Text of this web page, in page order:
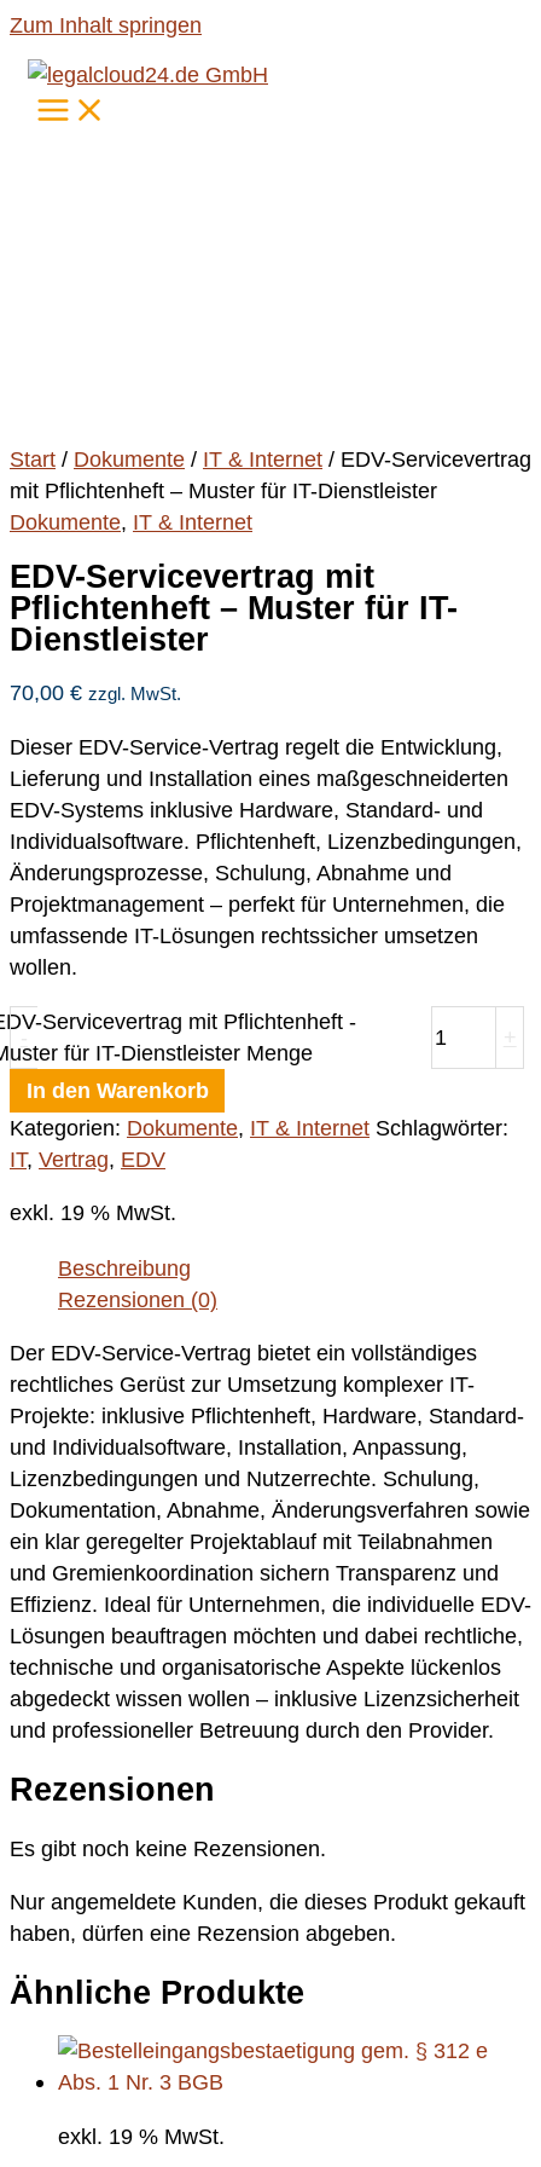
Zum Inhalt springen
Start / Dokumente / IT & Internet / EDV-Servicevertrag
mit Pflichtenheft – Muster für IT-Dienstleister
Dokumente, IT & Internet
EDV-Servicevertrag mit
Pflichtenheft – Muster für IT-
Dienstleister
70,00 € zzgl. MwSt.
Dieser EDV-Service-Vertrag regelt die Entwicklung,
Lieferung und Installation eines maßgeschneiderten
EDV-Systems inklusive Hardware, Standard- und
Individualsoftware. Pflichtenheft, Lizenzbedingungen,
Änderungsprozesse, Schulung, Abnahme und
Projektmanagement – perfekt für Unternehmen, die
umfassende IT-Lösungen rechtssicher umsetzen
wollen.
-
Servicevertrag mit Pflichtenheft -
für IT-Dienstleister Menge
In den Warenkorb
Kategorien: Dokumente, IT & Internet Schlagwörter:
IT, Vertrag, EDV
exkl. 19 % MwSt.
Beschreibung
Rezensionen (0)
Der EDV-Service-Vertrag bietet ein vollständiges
rechtliches Gerüst zur Umsetzung komplexer IT-
Projekte: inklusive Pflichtenheft, Hardware, Standard-
und Individualsoftware, Installation, Anpassung,
Lizenzbedingungen und Nutzerrechte. Schulung,
Dokumentation, Abnahme, Änderungsverfahren sowie
ein klar geregelter Projektablauf mit Teilabnahmen
und Gremienkoordination sichern Transparenz und
Effizienz. Ideal für Unternehmen, die individuelle EDV-
Lösungen beauftragen möchten und dabei rechtliche,
technische und organisatorische Aspekte lückenlos
abgedeckt wissen wollen – inklusive Lizenzsicherheit
und professioneller Betreuung durch den Provider.
Rezensionen
Es gibt noch keine Rezensionen.
Nur angemeldete Kunden, die dieses Produkt gekauft
haben, dürfen eine Rezension abgeben.
Ähnliche Produkte
exkl. 19 % MwSt.